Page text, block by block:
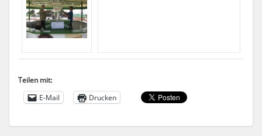
Teilen mit:
E-Mail
Drucken